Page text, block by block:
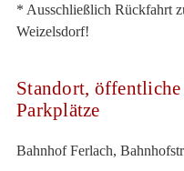
* Ausschließlich Rückfahrt
Weizelsdorf!
Standort, öffentliche
Parkplätze
Bahnhof Ferlach,